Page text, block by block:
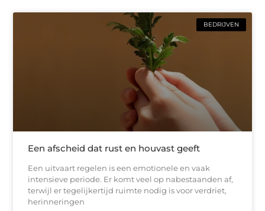
BEDRIJVEN
Een afscheid dat rust en houvast geeft
Een uitvaart regelen is een emotionele en vaak
intensieve periode. Er komt veel op nabestaanden af,
terwijl er tegelijkertijd ruimte nodig is voor verdriet,
herinneringen